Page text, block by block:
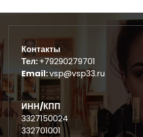
Контакты
Тел:+79290279701
Email:vsp@vsp33.ru
ИНН/КПП
3327150024
332701001